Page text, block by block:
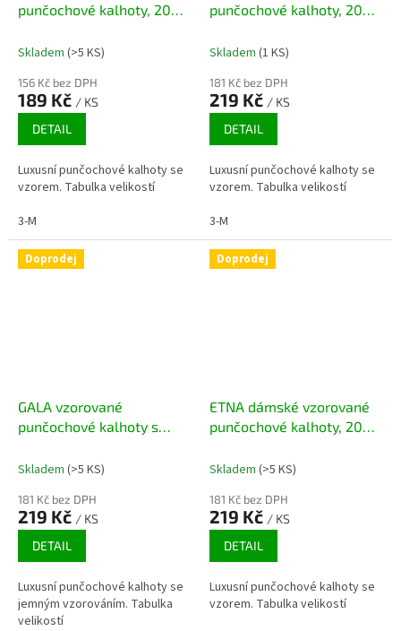
punčochové kalhoty, 20
Skladem (>5 KS)
156 Kč bez DPH
189 Kč / KS
DETAIL
Luxusní punčochové kalhoty se
vzorem. Tabulka velikostí
3-M
punčochové kalhoty, 20
Skladem (1 KS)
181 Kč bez DPH
219 Kč / KS
DETAIL
Luxusní punčochové kalhoty se
vzorem. Tabulka velikostí
3-M
Doprodej
GALA vzorované
punčochové kalhoty s
Skladem (>5 KS)
181 Kč bez DPH
219 Kč / KS
DETAIL
Luxusní punčochové kalhoty se
jemným vzorováním. Tabulka
velikostí
Doprodej
ETNA dámské vzorované
punčochové kalhoty, 20
Skladem (>5 KS)
181 Kč bez DPH
219 Kč / KS
DETAIL
Luxusní punčochové kalhoty se
vzorem. Tabulka velikostí